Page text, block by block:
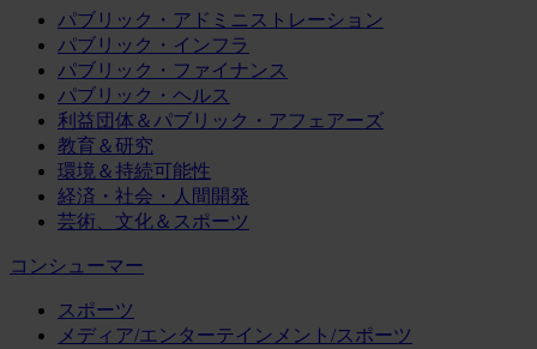
パブリック・アドミニストレーション
パブリック・インフラ
パブリック・ファイナンス
パブリック・ヘルス
利益団体＆パブリック・アフェアーズ
教育＆研究
環境＆持続可能性
経済・社会・人間開発
芸術、文化＆スポーツ
コンシューマー
スポーツ
メディア/エンターテインメント/スポーツ